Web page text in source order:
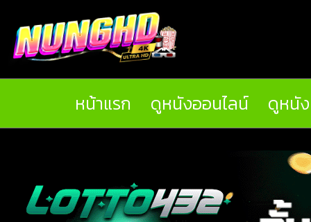
หน้าแรก ดูหนังออนไลน์ ดูหนั